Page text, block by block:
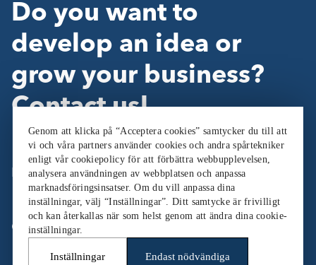
Do you want to
develop an idea or
grow your business?
Contact us!
Follow Us:
Cookieinställningar
Genom att klicka på “Acceptera cookies” samtycker du till att
vi och våra partners använder cookies och andra spårtekniker
enligt vår cookiepolicy för att förbättra webbupplevelsen,
analysera användningen av webbplatsen och anpassa
marknadsföringsinsatser. Om du vill anpassa dina
inställningar, välj “Inställningar”. Ditt samtycke är frivilligt
och kan återkallas när som helst genom att ändra dina cookie-
inställningar.
Inställningar Endast nödvändiga